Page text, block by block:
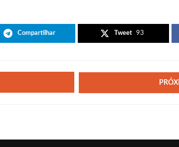
Compartilhar Tweet 93